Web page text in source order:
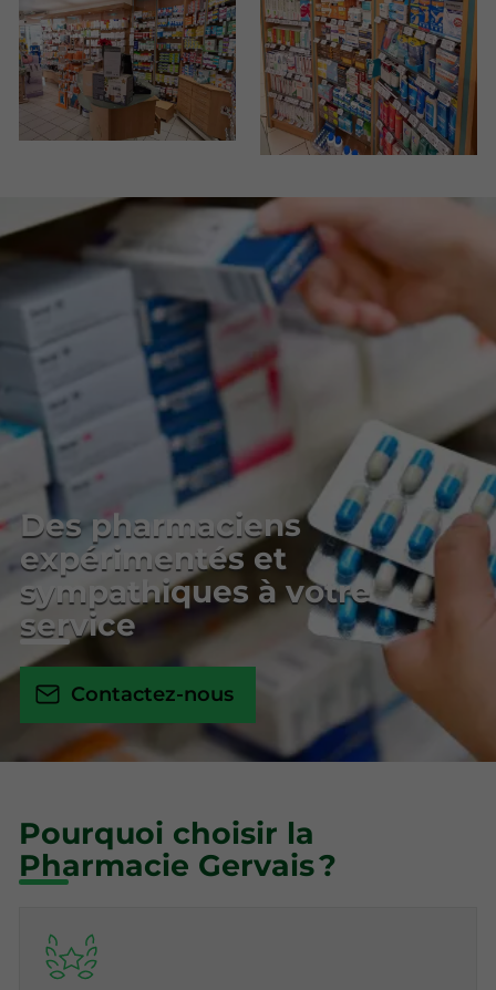
Des pharmaciens
expérimentés et
sympathiques à votre
service
Contactez-nous
Pourquoi choisir la
Pharmacie Gervais ?